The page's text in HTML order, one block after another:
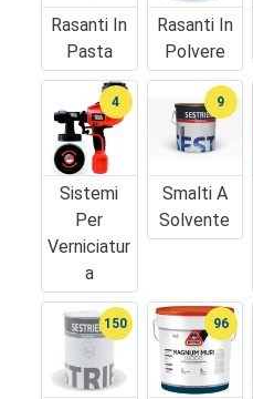
Rasanti In
Pasta
Rasanti In
Polvere
Sistemi
Per
Verniciatur
A
4
Smalti A
Solvente
9
150 96